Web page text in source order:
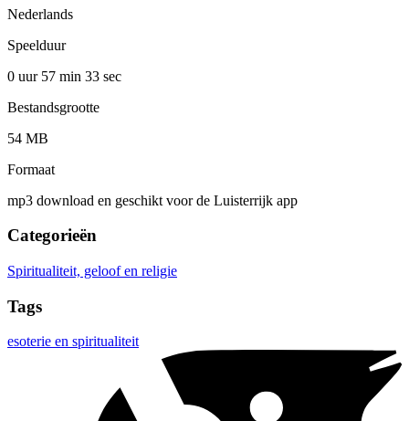
Nederlands
Speelduur
0 uur 57 min 33 sec
Bestandsgrootte
54 MB
Formaat
mp3 download en geschikt voor de Luisterrijk app
Categorieën
Spiritualiteit, geloof en religie
Tags
esoterie en spiritualiteit